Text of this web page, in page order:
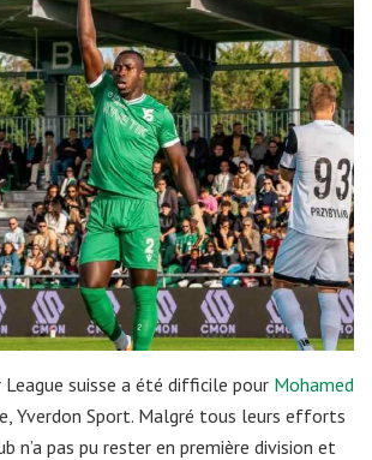
League suisse a été difficile pour Mohamed
Yverdon Sport. Malgré tous leurs efforts
n’a pas pu rester en première division et